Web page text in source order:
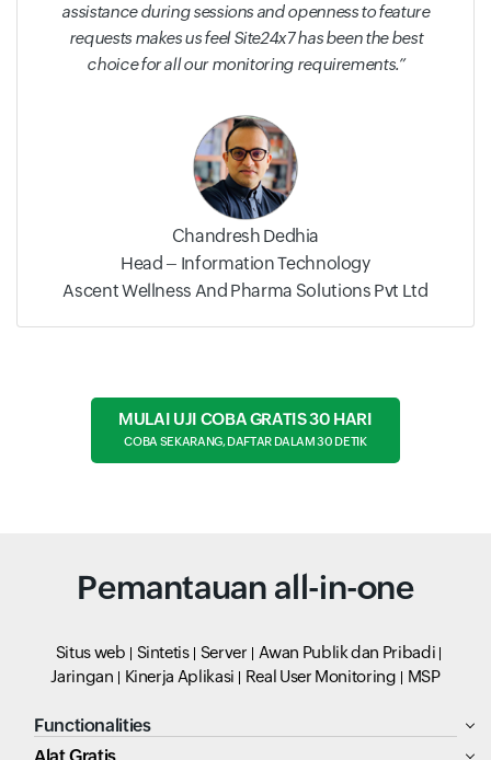
assistance during sessions and openness to feature
requests makes us feel Site24x7 has been the best
choice for all our monitoring requirements.
Chandresh Dedhia
Head – Information Technology
Ascent Wellness And Pharma Solutions Pvt Ltd
MULAI UJI COBA GRATIS 30 HARI
COBA SEKARANG, DAFTAR DALAM 30 DETIK
Pemantauan all-in-one
Situs web Sintetis Server
Awan Publik dan Pribadi
Jaringan
Kinerja Aplikasi Real User Monitoring MSP
Functionalities
Alat Gratis